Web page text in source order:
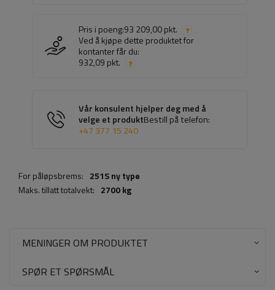
Pris i poeng:93 209,00 pkt.
Ved å kjøpe dette produktet for
kontanter får du:
932,09 pkt.
Vår konsulent hjelper deg med å
velge et produktBestill på telefon:
+47 377 15 240
For påløpsbrems: 251S ny type
Maks. tillatt totalvekt: 2700 kg
MENINGER OM PRODUKTET
SPØR ET SPØRSMÅL